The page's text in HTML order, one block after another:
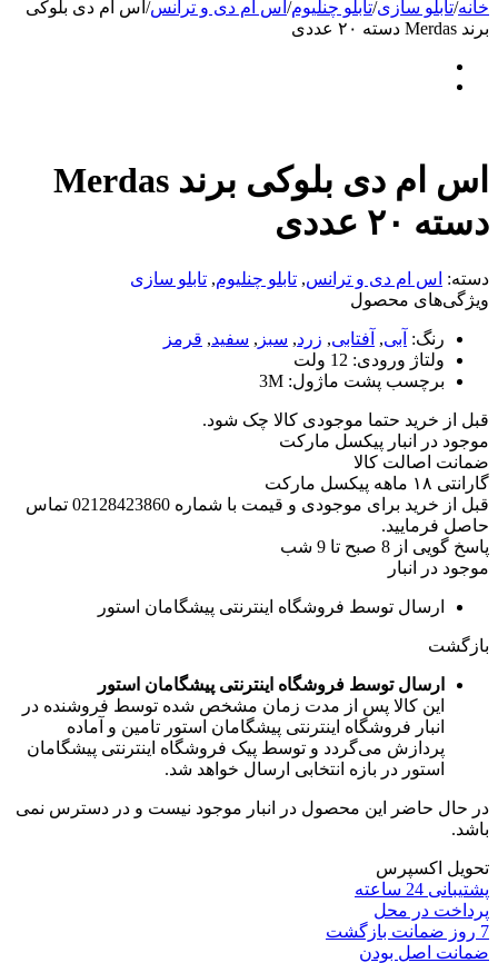
خانه/تابلو سازی/تابلو چنلیوم/ اس ام دی و ترانس/ اس ام دی بلوکی
برند Merdas دسته ۲۰ عددی
اس ام دی بلوکی برند Merdas
دسته ۲۰ عددی
دسته: اس ام دی و ترانس, تابلو چنلیوم, تابلو سازی
ویژگی‌های محصول
رنگ: آبی, آفتابی, زرد, سبز , سفید, قرمز
ولتاژ ورودی: 12 ولت
برچسب پشت ماژول: 3M
قبل از خرید حتما موجودی کالا چک شود.
موجود در انبار پیکسل مارکت
ضمانت اصالت کالا
گارانتی ۱۸ ماهه پیکسل مارکت
قبل از خرید برای موجودی و قیمت با شماره 02128423860 تماس
حاصل فرمایید.
پاسخ گویی از 8 صبح تا 9 شب
موجود در انبار
ارسال توسط فروشگاه اینترنتی پیشگامان استور
بازگشت
ارسال توسط فروشگاه اینترنتی پیشگامان استور
این کالا پس از مدت زمان مشخص شده توسط فروشنده در
انبار فروشگاه اینترنتی پیشگامان استور تامین و آماده
پردازش می‌گردد و توسط پیک فروشگاه اینترنتی پیشگامان
استور در بازه انتخابی ارسال خواهد شد.
در حال حاضر این محصول در انبار موجود نیست و در دسترس نمی
باشد.
تحویل اکسپرس
پشتیبانی 24 ساعته
پرداخت در محل
7 روز ضمانت بازگشت
ضمانت اصل بودن